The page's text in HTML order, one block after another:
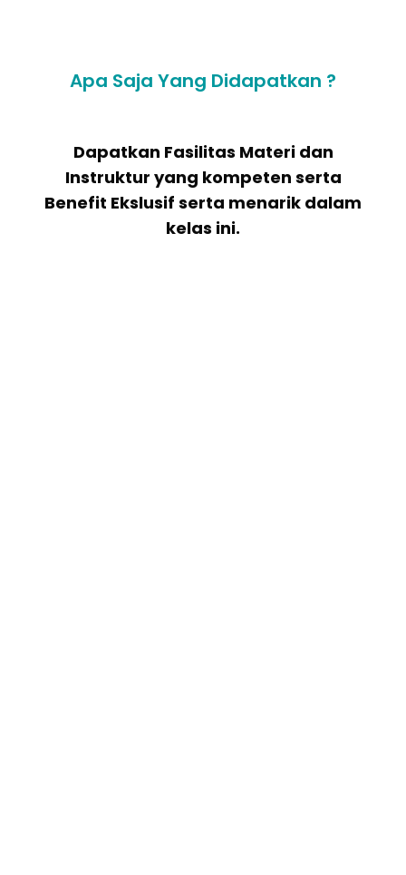
Apa Saja Yang Didapatkan ?
Dapatkan Fasilitas Materi dan
Instruktur yang kompeten serta
Benefit Ekslusif serta menarik dalam
kelas ini.